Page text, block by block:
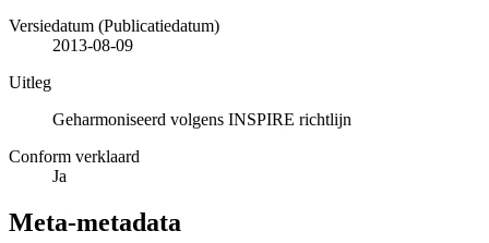
Versiedatum (Publicatiedatum)
2013-08-09
Uitleg
Geharmoniseerd volgens INSPIRE richtlijn
Conform verklaard
Ja
Meta-metadata